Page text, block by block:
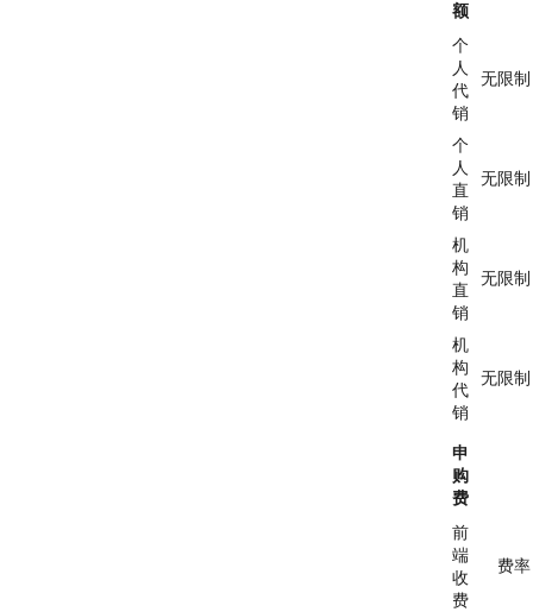
额
个
人
代
销
无限制
个
人
直
销
无限制
机
构
直
销
无限制
机
构
代
销
无限制
申
购
费
前
端
收
费
费率